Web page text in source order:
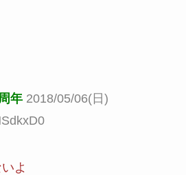
年 2018/05/06(日)
よ